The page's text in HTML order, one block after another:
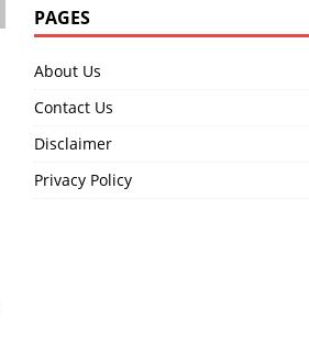
PAGES
About Us
Contact Us
Disclaimer
Privacy Policy